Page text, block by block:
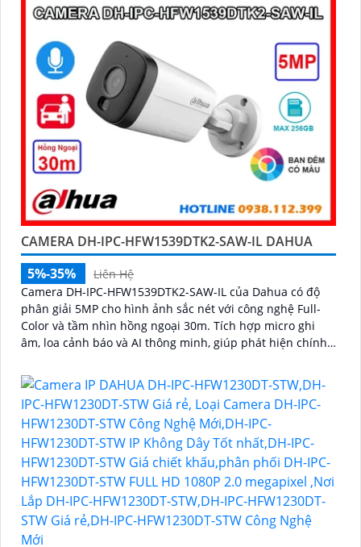
CAMERA DH-IPC-HFW1539DTK2-SAW-IL DAHUA
5%-35%
Liên Hệ
Camera DH-IPC-HFW1539DTK2-SAW-IL của Dahua có độ
phân giải 5MP cho hình ảnh sắc nét với công nghệ Full-
Color và tầm nhìn hồng ngoại 30m. Tích hợp micro ghi
âm, loa cảnh báo và AI thông minh, giúp phát hiện chính